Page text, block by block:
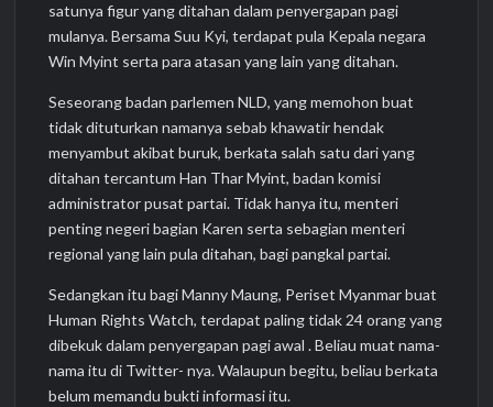
satunya figur yang ditahan dalam penyergapan pagi
mulanya. Bersama Suu Kyi, terdapat pula Kepala negara
Win Myint serta para atasan yang lain yang ditahan.
Seseorang badan parlemen NLD, yang memohon buat
tidak dituturkan namanya sebab khawatir hendak
menyambut akibat buruk, berkata salah satu dari yang
ditahan tercantum Han Thar Myint, badan komisi
administrator pusat partai. Tidak hanya itu, menteri
penting negeri bagian Karen serta sebagian menteri
regional yang lain pula ditahan, bagi pangkal partai.
Sedangkan itu bagi Manny Maung, Periset Myanmar buat
Human Rights Watch, terdapat paling tidak 24 orang yang
dibekuk dalam penyergapan pagi awal . Beliau muat nama-
nama itu di Twitter- nya. Walaupun begitu, beliau berkata
belum memandu bukti informasi itu.